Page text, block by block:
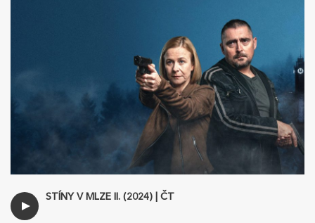
STÍNY V MLZE II. (2024) | ČT